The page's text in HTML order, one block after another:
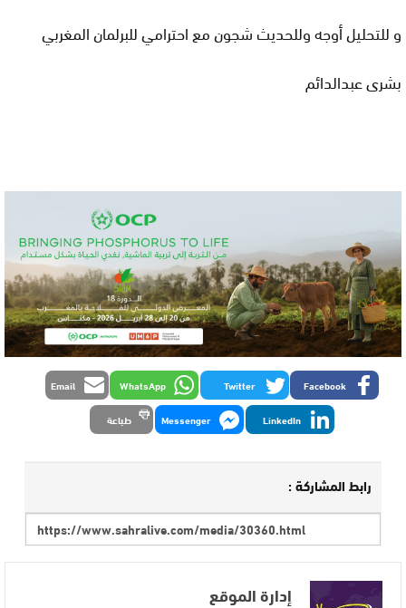
و للتحليل أوجه وللحديث شجون مع احترامي للبرلمان المغربي
بشرى عبدالدائم
Facebook
Twitter
WhatsApp
Email
LinkedIn
Messenger طباعة
رابط المشاركة :
إدارة الموقع